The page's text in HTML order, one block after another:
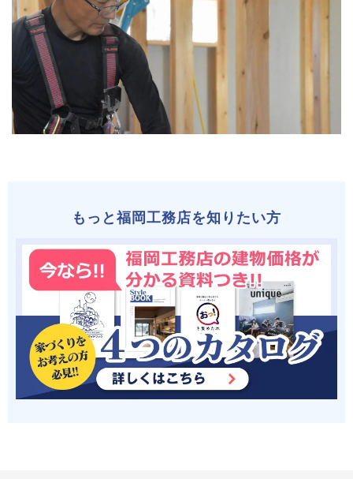
もっと福岡工務店を知りたい方